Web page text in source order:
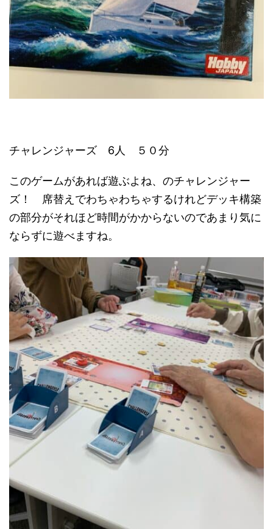
チャレンジャーズ 6人 ５０分
このゲームがあれば遊ぶよね、のチャレンジャー
ズ！ 席替えでわちゃわちゃするけれどデッキ構築
の部分がそれほど時間がかからないのであまり気に
ならずに遊べますね。